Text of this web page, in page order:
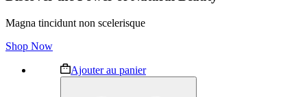
Magna tincidunt non scelerisque
Shop Now
Ajouter au panier